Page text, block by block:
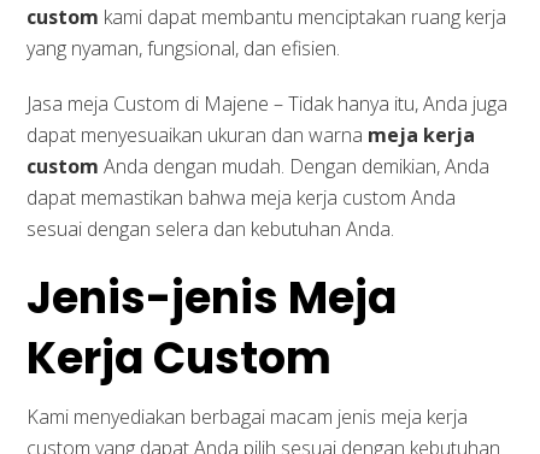
custom kami dapat membantu menciptakan ruang kerja
yang nyaman, fungsional, dan efisien.
Jasa meja Custom di Majene – Tidak hanya itu, Anda juga
dapat menyesuaikan ukuran dan warna meja kerja
custom Anda dengan mudah. Dengan demikian, Anda
dapat memastikan bahwa meja kerja custom Anda
sesuai dengan selera dan kebutuhan Anda.
Jenis-jenis Meja
Kerja Custom
Kami menyediakan berbagai macam jenis meja kerja
custom yang dapat Anda pilih sesuai dengan kebutuhan